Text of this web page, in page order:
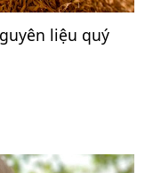
liệu quý